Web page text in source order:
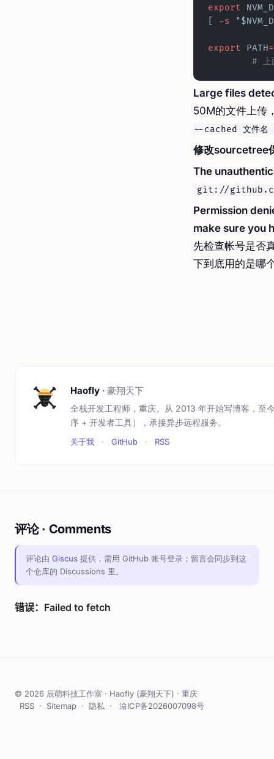
export
-s "
export PATH=
#
Large files
50M的文件上传
--cached 文件
修改sourcetree
The
git://
Permission
make sure you
先检查帐号是否
下到底用的是哪
Haofly · 豪翔天下
全栈开发工程师，重庆。从 2013 年开始写博客，至
序 + 开发者工具），承接异步远程服务。
关于我 · GitHub · RSS
评论 · Comments
评论由 Giscus 提供，需用 GitHub 账号登录；留言会同步到这
个仓库的 Discussions 里。
© 2026 辰萌科技工作室 · Haofly (豪翔天下) · 重庆
RSS · Sitemap · 隐私 · 渝ICP备2026007098号